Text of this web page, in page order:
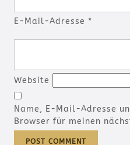
E-Mail-Adresse *
Website
Name, E-Mail-Adresse
Browser für meinen